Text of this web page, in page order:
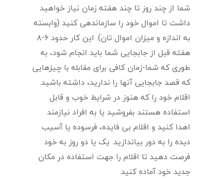
شما از چند روز تا چند هفته زمان نیاز خواهید
داشت تا اموال خود را سازماندهی کنید (وابسته
به اندازه و میزان اموال تان). این کار حدود ۶-۸
هفته قبل از جابجایی شما باید انجام شود، به
طوری که شما-زمان کافی برای مقابله با چیزهایی
که قصد جابجایی آنها را ندارید، داشته باشید.
اقلام خود را که هنوز در شرایط خوب و قابل
استفاده هستند بفروشید یا به افراد نیازمند
اهدا کنید و اقلام بی فایده، فرسوده یا آسیب
دیده را به دور بیاندازید. یک یا دو روز به خود
فرصت دهید تا اقلام را جهت استفاده در مکان
جدید خود آماده کنید.